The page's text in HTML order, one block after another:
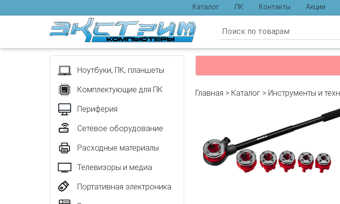
Каталог ПК Контакты Акции
Отзывы
Ноутбуки, ПК, планшеты
Комплектующие для ПК
Периферия
Сетевое оборудование
Расходные материалы
Телевизоры и медиа
Портативная электроника
Главная > Каталог > Инструменты и